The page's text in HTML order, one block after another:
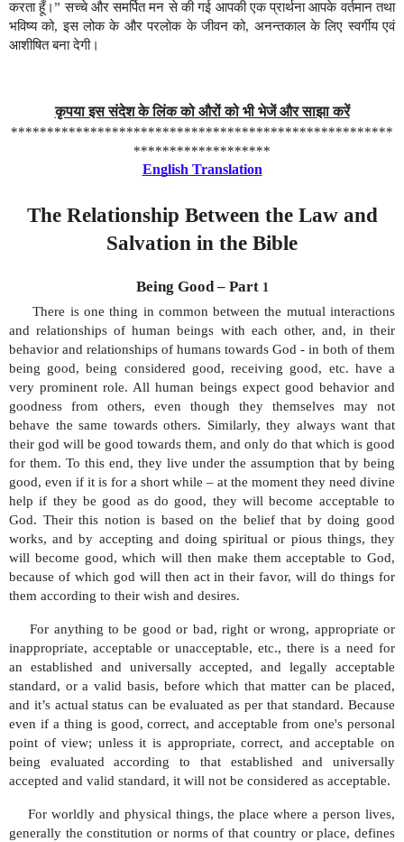
करता हूँ।” सच्चे और समर्पित मन से की गई आपकी एक प्रार्थना आपके वर्तमान तथा
भविष्य को, इस लोक के और परलोक के जीवन को, अनन्तकाल के लिए स्वर्गीय एवं
आशीषित बना देगी।
कृपया इस संदेश के लिंक को औरों को भी भेजें और साझा करें
*****************************************************
*******************
English Translation
The Relationship Between the Law and
Salvation in the Bible
Being Good – Part1
There is one thing in common between the mutual interactions
and relationships of human beings with each other, and, in their
behavior and relationships of humans towards God - in both of them
being good, being considered good, receiving good, etc. have a
very prominent role. All human beings expect good behavior and
goodness from others, even though they themselves may not
behave the same towards others. Similarly, they always want that
their god will be good towards them, and only do that which is good
for them. To this end, they live under the assumption that by being
good, even if it is for a short while – at the moment they need divine
help if they be good as do good, they will become acceptable to
God. Their this notion is based on the belief that by doing good
works, and by accepting and doing spiritual or pious things, they
will become good, which will then make them acceptable to God,
because of which god will then act in their favor, will do things for
them according to their wish and desires.
For anything to be good or bad, right or wrong, appropriate or
inappropriate, acceptable or unacceptable, etc., there is a need for
an established and universally accepted, and legally acceptable
standard, or a valid basis, before which that matter can be placed,
and it’s actual status can be evaluated as per that standard. Because
even if a thing is good, correct, and acceptable from one's personal
point of view; unless it is appropriate, correct, and acceptable on
being evaluated according to that established and universally
accepted and valid standard, it will not be considered as acceptable.
For worldly and physical things, the place where a person lives,
generally the constitution or norms of that country or place, defines